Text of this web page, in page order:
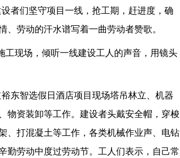
者们坚守项目一线，抢工期，赶进度，确
劳动的汗水谱写着一曲劳动者赞歌。
现场，倾听一线建设工人的声音，用镜头
东智选假日酒店项目现场塔吊林立、机器
物资装卸等工作。建设者头戴安全帽，穿梭
、打混凝土等工作，各类机械作业声、电钻
勤劳动中度过劳动节。工人们表示，自己常